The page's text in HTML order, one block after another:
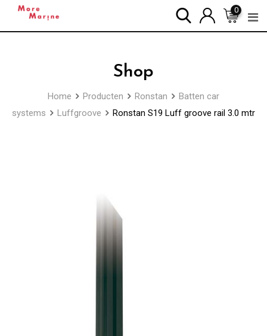
0
Shop
Home Producten Ronstan
Batten car
systems
Luffgroove Ronstan S19 Luff groove rail 3.0 mtr